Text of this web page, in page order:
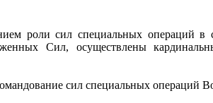
роли сил специальных операций в
Сил, осуществлены
сил специальных операций